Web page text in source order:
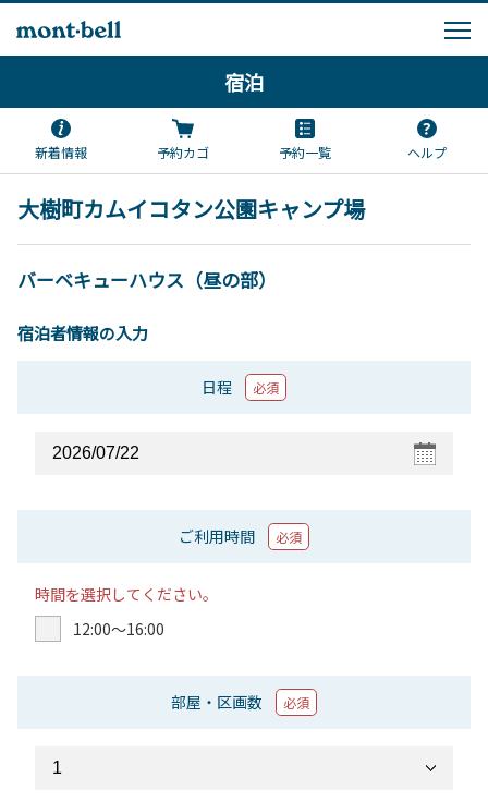
宿泊
新着情報 予約カゴ 予約一覧 ヘルプ
大樹町カムイコタン公園キャンプ場
バーベキューハウス（昼の部）
宿泊者情報の入力
日程 必須
ご利用時間 必須
時間を選択してください。
12:00〜16:00
部屋・区画数 必須